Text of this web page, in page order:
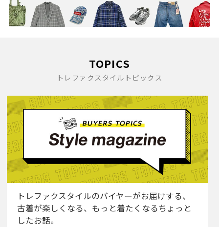
TOPICS
トレファクスタイルトピックス
トレファクスタイルのバイヤーがお届けする、
古着が楽しくなる、もっと着たくなるちょっと
したお話。